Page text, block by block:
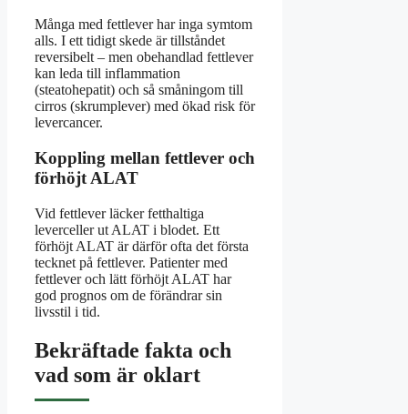
Många med fettlever har inga symtom
alls. I ett tidigt skede är tillståndet
reversibelt – men obehandlad fettlever
kan leda till inflammation
(steatohepatit) och så småningom till
cirros (skrumplever) med ökad risk för
levercancer.
Koppling mellan fettlever och
förhöjt ALAT
Vid fettlever läcker fetthaltiga
leverceller ut ALAT i blodet. Ett
förhöjt ALAT är därför ofta det första
tecknet på fettlever. Patienter med
fettlever och lätt förhöjt ALAT har
god prognos om de förändrar sin
livsstil i tid.
Bekräftade fakta och
vad som är oklart